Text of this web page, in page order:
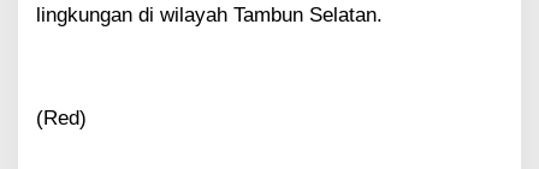
lingkungan di wilayah Tambun Selatan.
(Red)